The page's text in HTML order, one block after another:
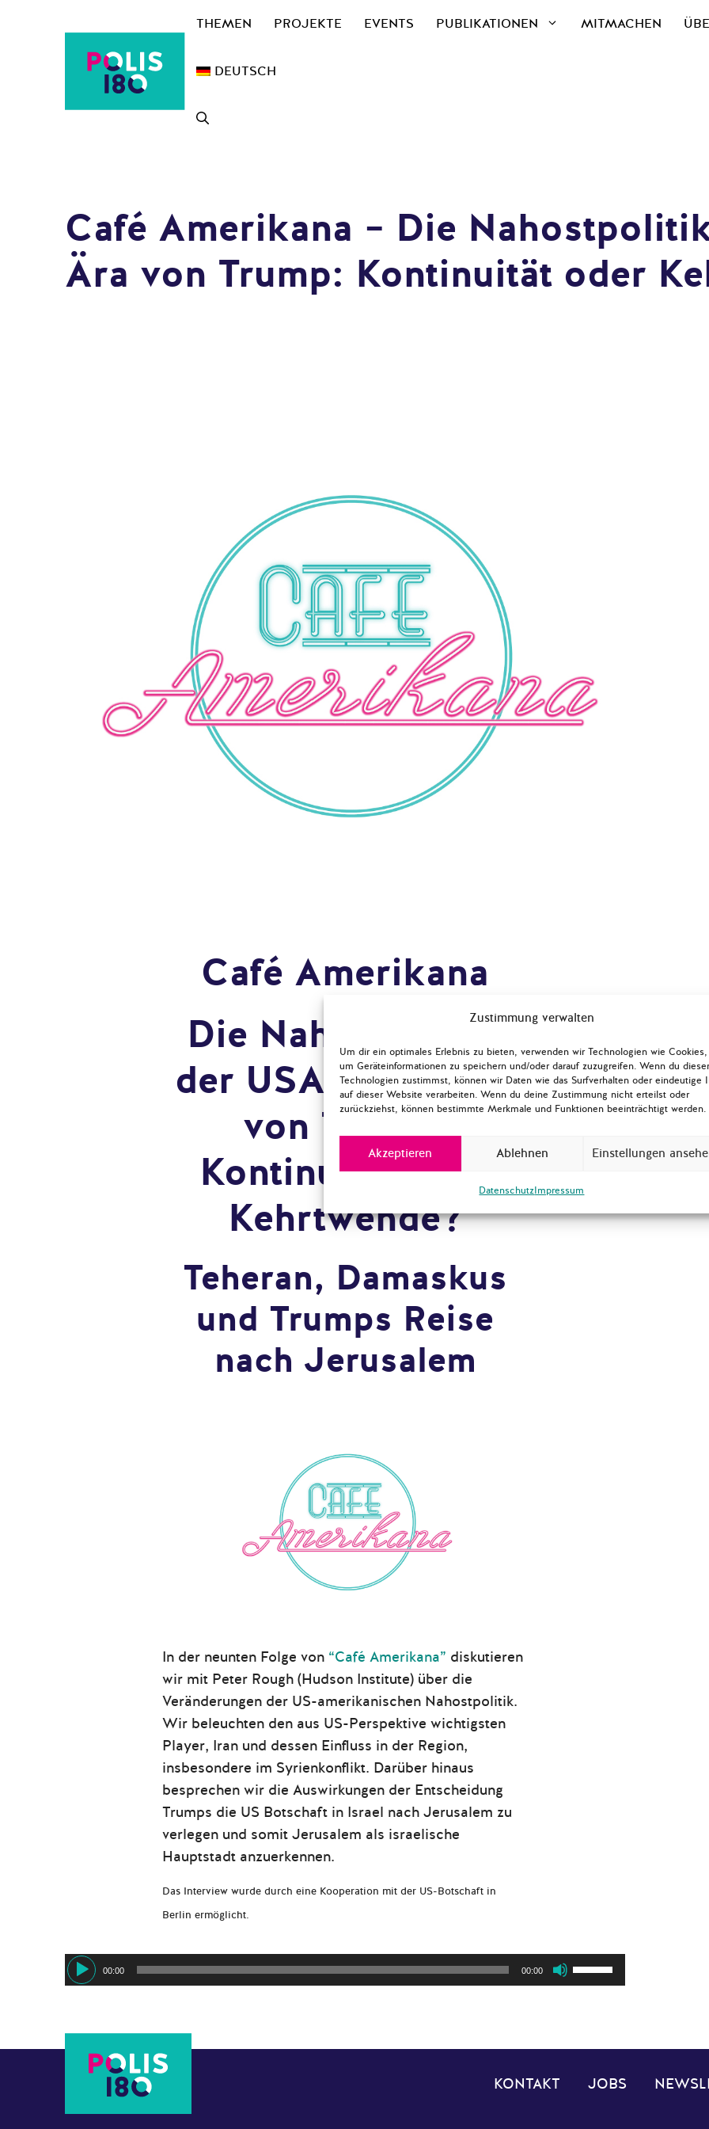
Zustimmung verwalten
Um dir ein optimales Erlebnis zu bieten, verwenden wir Technologien wie Cookies,
um Geräteinformationen zu speichern und/oder darauf zuzugreifen. Wenn du
Technologien zustimmst, können wir Daten wie das Surfverhalten oder eindeutige
auf dieser Website verarbeiten. Wenn du deine Zustimmung nicht erteilst oder
zurückziehst, können bestimmte Merkmale und Funktionen beeinträchtigt werden.
Akzeptieren Ablehnen Einstellungen
DatenschutzImpressum
THEMEN PROJEKTE EVENTS PUBLIKATIONEN MITMACHEN
DEUTSCH
Café Amerikana – Die
Ära von Trump: Kontinuität oder
Café Amerikana
Die Nahostpolitik
der USA in der Ära
von Trump:
Kontinuität oder
Kehrtwende?
Teheran, Damaskus
und Trumps Reise
nach Jerusalem
In der neunten Folge von “Café Amerikana” diskutieren
wir mit Peter Rough (Hudson Institute) über die
Veränderungen der US-amerikanischen Nahostpolitik.
Wir beleuchten den aus US-Perspektive wichtigsten
Player, Iran und dessen Einfluss in der Region,
insbesondere im Syrienkonflikt. Darüber hinaus
besprechen wir die Auswirkungen der Entscheidung
Trumps die US Botschaft in Israel nach Jerusalem zu
verlegen und somit Jerusalem als israelische
Hauptstadt anzuerkennen.
Das Interview wurde durch eine Kooperation mit der US-Botschaft in
Berlin ermöglicht.
Audio-
Player
00:00 00:00
Pfeiltasten
Hoch/Runter
die
Lautstärke
KONTAKT JOBS